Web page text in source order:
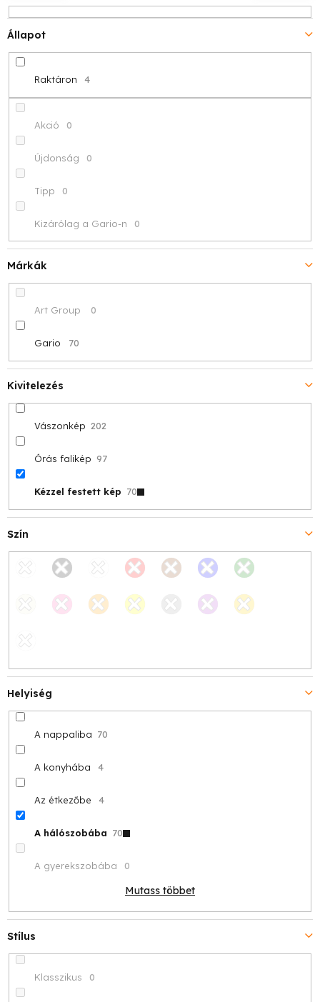
n
d
e
z
e
Állapot
Raktáron 4
Akció 0
Újdonság 0
Tipp 0
Kizárólag a Gario-n 0
Márkák
Art Group 0
Gario 70
Kivitelezés
Vászonkép 202
Órás falikép 97
Kézzel festett kép 70
Szín
Helyiség
A nappaliba 70
A konyhába 4
Az étkezőbe 4
A hálószobába 70
A gyerekszobába 0
Mutass többet
Stílus
Klasszikus 0